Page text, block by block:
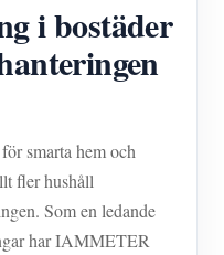
i bostäder
smarta hem och
fler hushåll
Som en ledande
har IAMMETER